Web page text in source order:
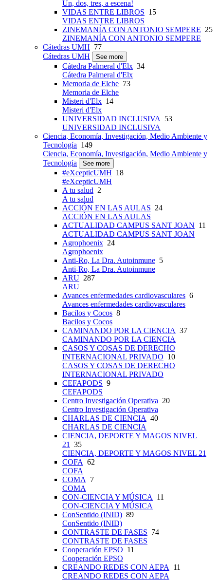
Un, dos, tres, a escena!
VIDAS ENTRE LIBROS 15
VIDAS ENTRE LIBROS
ZINEMANÍA CON ANTONIO SEMPERE 25
ZINEMANÍA CON ANTONIO SEMPERE
Cátedras UMH 77
Cátedras UMH
See more
Cátedra Palmeral d'Elx 34
Cátedra Palmeral d'Elx
Memoria de Elche 73
Memoria de Elche
Misteri d'Elx 14
Misteri d'Elx
UNIVERSIDAD INCLUSIVA
53
UNIVERSIDAD INCLUSIVA
Ciencia, Economía, Investigación, Medio Ambiente y
Tecnología 149
Ciencia, Economía, Investigación, Medio Ambiente y
Tecnología
See more
#eXcepticUMH 18
#eXcepticUMH
A tu salud 2
A tu salud
ACCIÓN EN LAS AULAS 24
ACCIÓN EN LAS AULAS
ACTUALIDAD CAMPUS SANT JOAN 11
ACTUALIDAD CAMPUS SANT JOAN
Agrophoenix 24
Agrophoenix
Anti-Ro, La Dra. Autoinmune 5
Anti-Ro, La Dra. Autoinmune
ARU 287
ARU
Avances enfermedades cardiovasculares 6
Avances enfermedades cardiovasculares
Bacilos y Cocos 8
Bacilos y Cocos
CAMINANDO POR LA CIENCIA 37
CAMINANDO POR LA CIENCIA
CASOS Y COSAS DE DERECHO
INTERNACIONAL PRIVADO 10
CASOS Y COSAS DE DERECHO
INTERNACIONAL PRIVADO
CEFAPODS 9
CEFAPODS
Centro Investigación Operativa 20
Centro Investigación Operativa
CHARLAS DE CIENCIA 40
CHARLAS DE CIENCIA
CIENCIA, DEPORTE Y MAGOS NIVEL
21
35
CIENCIA, DEPORTE Y MAGOS NIVEL 21
COFA 62
COFA
COMA
7
COMA
CON-CIENCIA Y MÚSICA
11
CON-CIENCIA Y MÚSICA
ConSentido (INID) 89
ConSentido (INID)
CONTRASTE DE FASES 74
CONTRASTE DE FASES
Cooperación EPSO 11
Cooperación EPSO
CREANDO REDES CON AEPA
11
CREANDO REDES CON AEPA